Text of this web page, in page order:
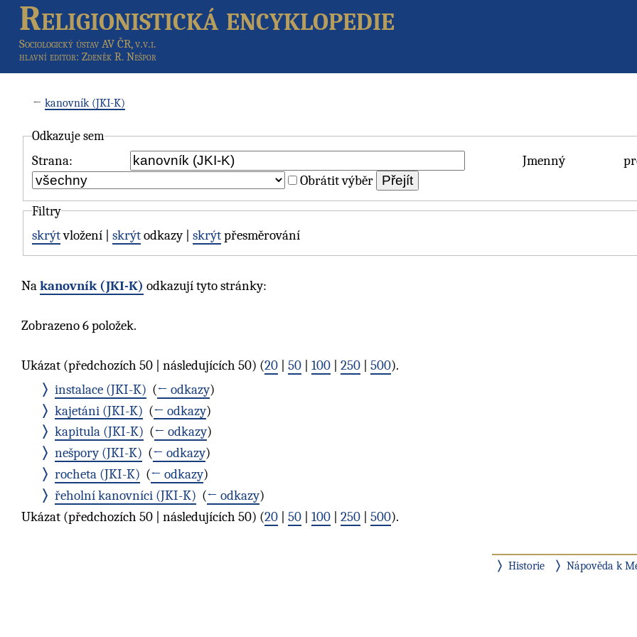
Religionistická encyklopedie
Sociologický ústav AV ČR, v.v.i.
hlavní editor: Zdeněk R. Nešpor
← kanovník (JKI-K)
Odkazuje sem
Strana:
Jmenný
Obrátit výběr
Filtry
skrýtvložení | skrýtodkazy | skrýtpřesměrování
Nakanovník (JKI-K) odkazují tyto stránky:
Zobrazeno 6 položek.
Ukázat (předchozích 50 | následujících 50) (20 50 100 250 500).
instalace (JKI-K) (← odkazy)
kajetáni (JKI-K) (← odkazy)
kapitula (JKI-K) (← odkazy)
nešpory (JKI-K) (← odkazy)
rocheta (JKI-K) (← odkazy)
řeholní kanovníci (JKI-K) (← odkazy)
Ukázat (předchozích 50 | následujících 50) (20 50 100 250 500).
Historie Nápověda k